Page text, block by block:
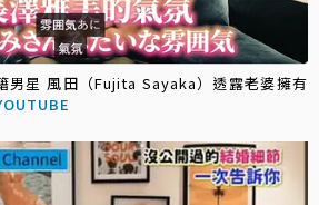
男星 風田（Fujita Sayaka）透露老婆擁有